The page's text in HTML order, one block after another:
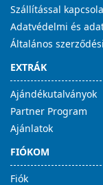
Szállítással
Adatvédelmi és
Általános
EXTRÁK
Ajándékutalványok
Partner Program
Ajánlatok
FIÓKOM
Fiók